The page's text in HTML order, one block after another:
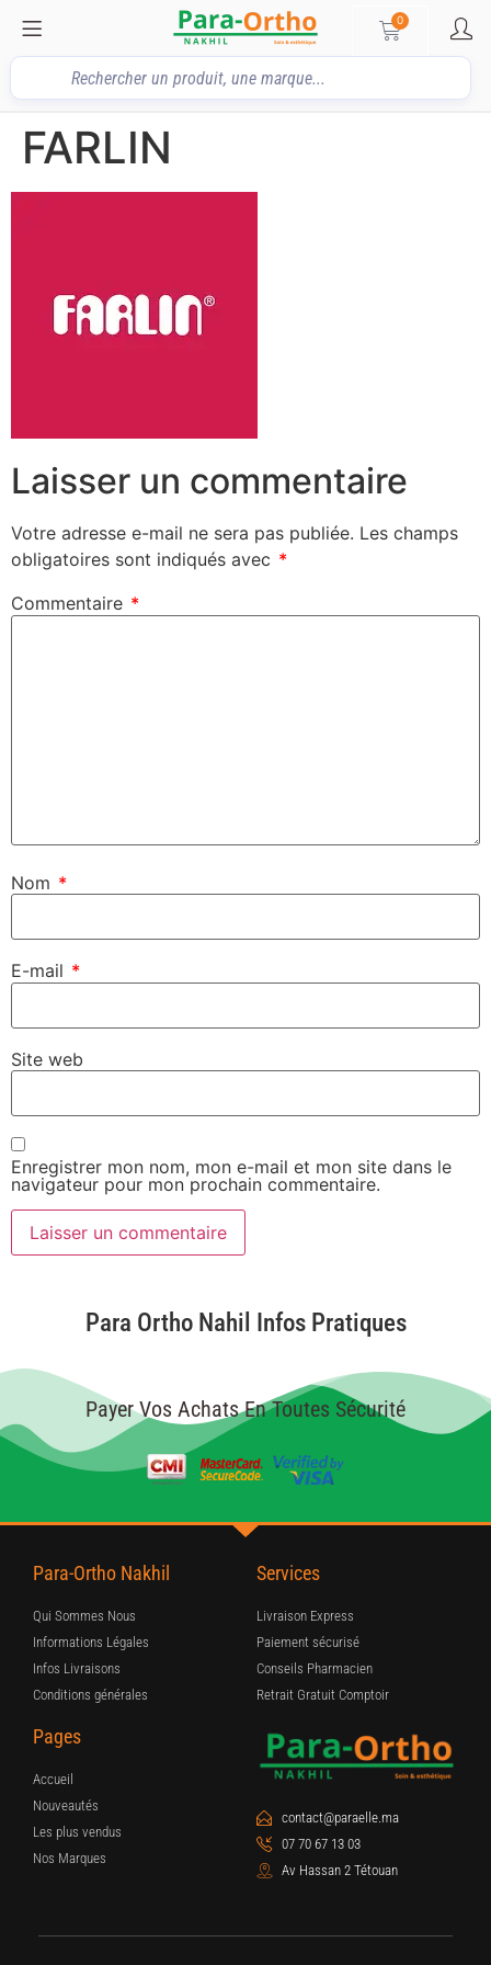
0
FARLIN
Laisser un commentaire
Votre adresse e-mail ne sera pas publiée. Les champs
obligatoires sont indiqués avec *
Commentaire *
Nom *
E-mail *
Site web
Enregistrer mon nom, mon e-mail et mon site dans le
navigateur pour mon prochain commentaire.
Para Ortho Nahil Infos Pratiques
Payer Vos Achats En Toutes Sécurité
Para-Ortho Nakhil
Qui Sommes Nous
Informations Légales
Infos Livraisons
Conditions générales
Services
Livraison Express
Paiement sécurisé
Conseils Pharmacien
Retrait Gratuit Comptoir
Pages
Accueil
Nouveautés
Les plus vendus
Nos Marques
contact@paraelle.ma
07 70 67 13 03
Av Hassan 2 Tétouan